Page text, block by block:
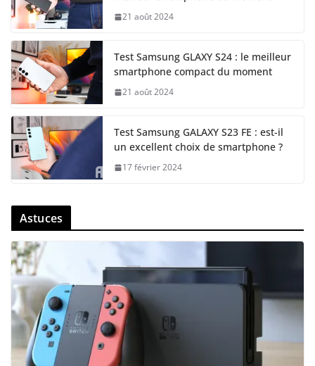
21 août 2024
Test Samsung GLAXY S24 : le meilleur
smartphone compact du moment
21 août 2024
Test Samsung GALAXY S23 FE : est-il
un excellent choix de smartphone ?
17 février 2024
Astuces